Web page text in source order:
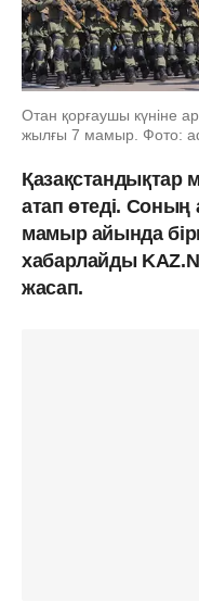
Отан қорғаушы күніне
жылғы 7 мамыр. Фото:
Қазақстандықтар
атап өтеді. Соның
мамыр айында
хабарлайды
жасап.